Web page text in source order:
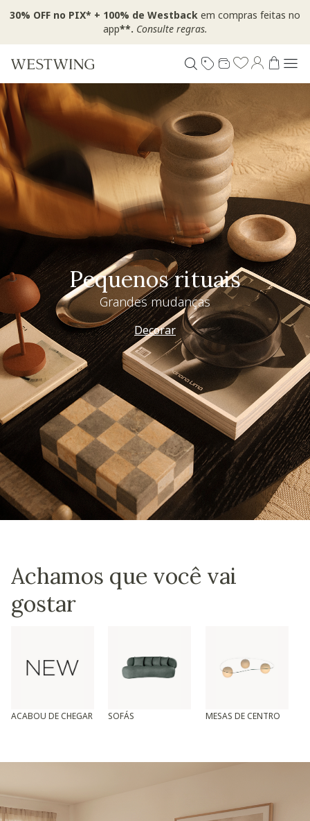
30% OFF no PIX* + 100% de Westback em compras feitas no
app**. Consulte regras.
Especial Dia dos Pais
Westwing + @_nathaliacandelaria
Vem ver
Achamos que você vai
gostar
ACABOU DE CHEGAR SOFÁS MESAS DE CENTRO